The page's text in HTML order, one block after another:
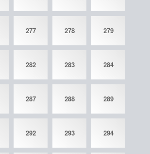
277 278 279
282 283 284
287 288 289
292 293 294